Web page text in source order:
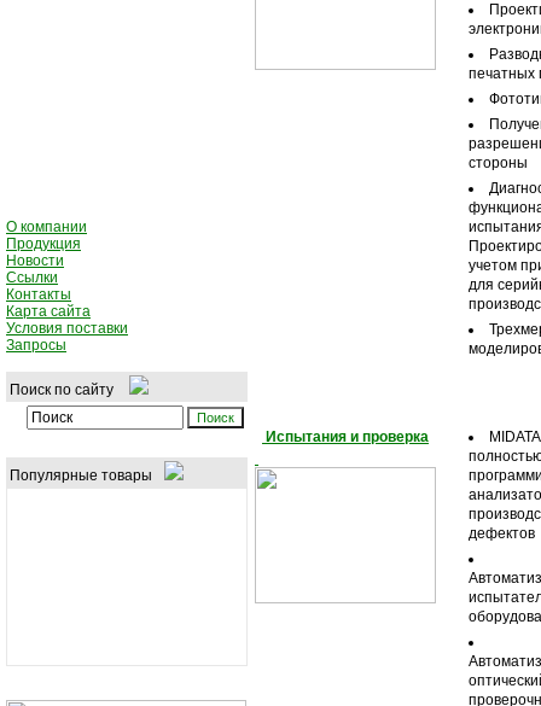
О компании
Продукция
Новости
Ссылки
Контакты
Карта сайта
Условия поставки
Запросы
Поиск по сайту
Популярные товары
печатных
стороны
учетом
для
Испытания и проверка
дефектов